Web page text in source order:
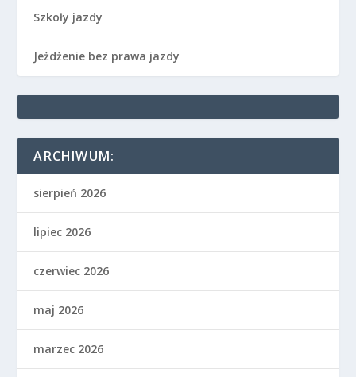
Szkoły jazdy
Jeżdżenie bez prawa jazdy
ARCHIWUM:
sierpień 2026
lipiec 2026
czerwiec 2026
maj 2026
marzec 2026